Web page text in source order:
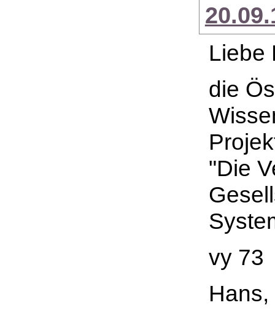
Liebe
die
"Die
vy 73